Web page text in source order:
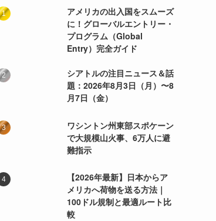
アメリカの出入国をスムーズ
に！グローバルエントリー・
プログラム（Global
Entry）完全ガイド
シアトルの注目ニュース＆話
題：2026年8月3日（月）〜8
月7日（金）
ワシントン州東部スポケーン
で大規模山火事、6万人に避
難指示
【2026年最新】日本からア
メリカへ荷物を送る方法｜
100ドル規制と最適ルート比
較